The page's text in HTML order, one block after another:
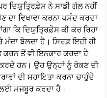
ਦਿਯੁਤ੍ਰਿਫ਼ੇਸ ਨੇ ਸਾਡੀ ਗੱਲ ਨਹੀਂ
ਵਿਖਾਵਾ ਕਰਨਾ ਪਸੰਦ ਕਰਦਾ
ਕਿ ਦਿਯੁਤ੍ਰਿਫ਼ੇਸ ਕੀ ਕਰ ਰਿਹਾ
ਬੋਲਦਾ ਹੈ। ਸਿਰਫ਼ ਇਹੀ ਹੀ
ਕਰਨ ਤੋਂ ਵੀ ਇਨਕਾਰ ਕਰਦਾ ਹੈ
ਹਨ। ਉਹ ਉਨ੍ਹਾਂ ਨੂੰ ਰੋਕਣ ਦੀ
ਦੀ ਸਹਾਇਤਾ ਕਰਨਾ ਚਾਹੁੰਦੇ
ਮਜਬੂਰ ਕਰਦਾ ਹੈ।